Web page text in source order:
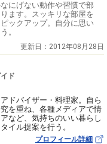
にげない動作や習慣で部
ます。スッキリな部屋を
ックアップ。自分に思い
。
更新日： 2012年08月28日
ド
ドバイザー・料理家。自ら
を重ね、各種メディアで情
など、気持ちのいい暮らし
イル提案を行う。
プロフィール詳細